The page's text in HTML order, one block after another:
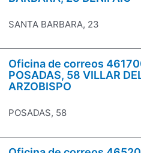
SANTA BARBARA, 23
Oficina de correos
POSADAS, 58 VILLAR
ARZOBISPO
POSADAS, 58